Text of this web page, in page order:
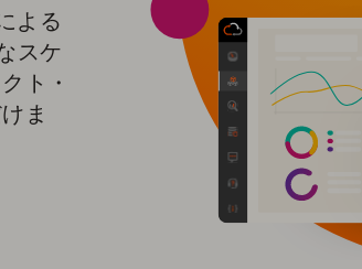
よる
スケ
ト・
ま